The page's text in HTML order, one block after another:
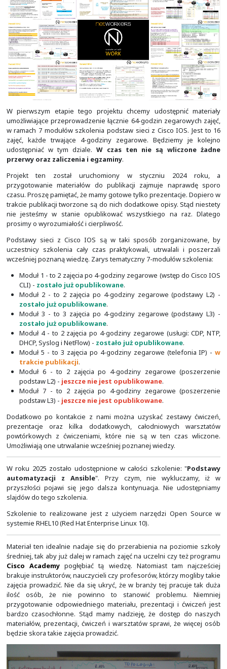
Materiałów mamy naprawdę dużo. Z czasem kolejne
na stronie. Nie udostępniamy tutaj prezentacji w dużej
oraz ćwiczeń i warsztatów.Dostęp do nich mogą
odpowiednie instytucje, po kontakcie z nami.
uczestników szkoleń, choć powinno być też przydatne
na etapie przygotowań do zajęć. Prowadzących
Zaletą opracowanych przez nas darmowych szkoleń
możliwość ich realizacji zarówno na nowym, jak i starym
Cisco Systems. Warunkiem jest
(Internetwork Operating System). Dlatego też
nie powinna mieć problemów z przygotowaniem do
szkoleniowych. A to one są najważniejsze!
W pierwszym etapie tego projektu chcemy
umożliwiające przeprowadzenie łącznie 64-godzin
w ramach 7 modułów szkolenia podstaw sieci z Cisco
zajęć, każde trwające 4-godziny zegarowe.
udostępniać w tym dziale.W czas ten nie są
przerwy oraz zaliczenia i egzaminy
Projekt ten został uruchomiony w styczniu
przygotowanie materiałów do publikacji zajmuje
czasu. Proszę pamiętać, że mamy gotowe tylko
trakcie publikacji tworzone są do nich dodatkowe opisy.
nie jesteśmy w stanie opublikować wszystkiego na